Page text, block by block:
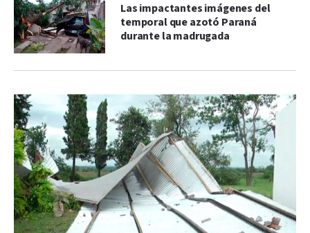
Las impactantes imágenes del
temporal que azotó Paraná
durante la madrugada